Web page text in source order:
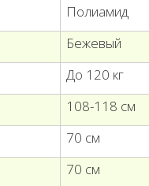
Полиамид
Бежевый
До 120 кг
108-118 см
70 см
70 см